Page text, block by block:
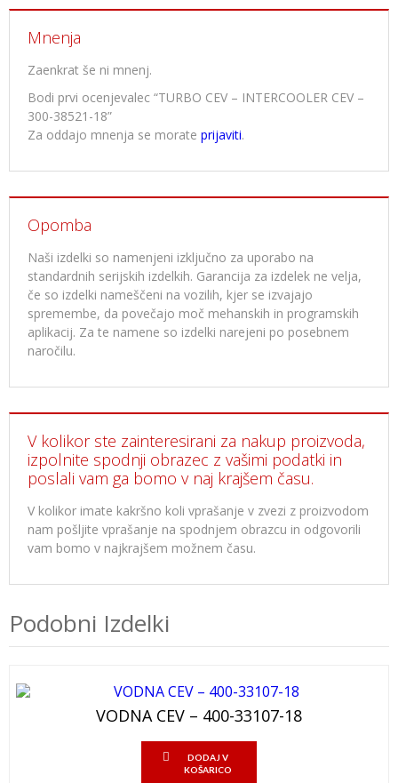
Mnenja
Zaenkrat še ni mnenj.
Bodi prvi ocenjevalec “TURBO CEV – INTERCOOLER CEV –
300-38521-18”
Za oddajo mnenja se morate prijaviti.
Opomba
Naši izdelki so namenjeni izključno za uporabo na
standardnih serijskih izdelkih. Garancija za izdelek ne velja,
če so izdelki nameščeni na vozilih, kjer se izvajajo
spremembe, da povečajo moč mehanskih in programskih
aplikacij. Za te namene so izdelki narejeni po posebnem
naročilu.
V kolikor ste zainteresirani za nakup proizvoda,
izpolnite spodnji obrazec z vašimi podatki in
poslali vam ga bomo v naj krajšem času.
V kolikor imate kakršno koli vprašanje v zvezi z proizvodom
nam pošljite vprašanje na spodnjem obrazcu in odgovorili
vam bomo v najkrajšem možnem času.
Podobni Izdelki
VODNA CEV – 400-33107-18
DODAJ V
KOŠARICO